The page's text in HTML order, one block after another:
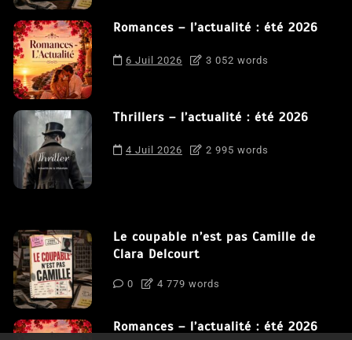
Romances – l’actualité : été 2026
6 Juil 2026 3 052 words
Thrillers – l’actualité : été 2026
4 Juil 2026 2 995 words
Le coupable n’est pas Camille de
Clara Delcourt
0 4 779 words
Romances – l’actualité : été 2026